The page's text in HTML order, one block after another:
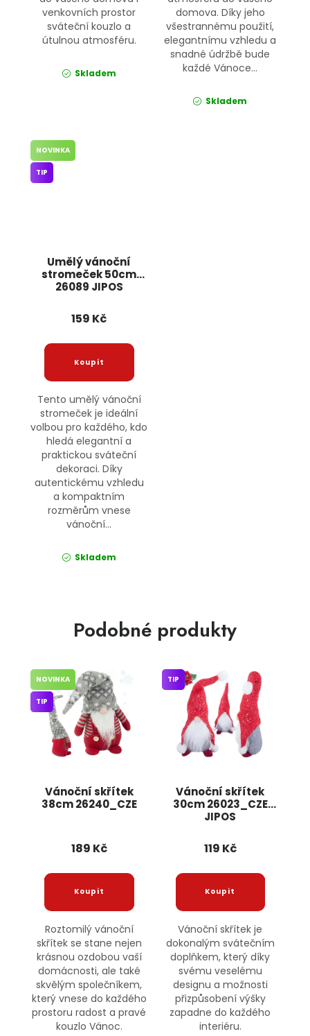
venkovních prostor
sváteční kouzlo a
útulnou atmosféru.
Skladem
domova. Díky jeho
všestrannému použití,
elegantnímu vzhledu a
snadné údržbě bude
každé Vánoce...
Skladem
Umělý vánoční
stromeček 50cm
26089 JIPOS
NOVINKA
TIP
159 Kč
Tento umělý vánoční
stromeček je ideální
volbou pro každého, kdo
hledá elegantní a
praktickou sváteční
dekoraci. Díky
autentickému vzhledu
a kompaktním
rozměrům vnese
vánoční...
Skladem
Podobné produkty
Vánoční skřítek
38cm 26240_CZE
NOVINKA
TIP
189 Kč
Roztomilý vánoční
skřítek se stane nejen
krásnou ozdobou vaší
domácnosti, ale také
skvělým společníkem,
který vnese do každého
prostoru radost a pravé
kouzlo Vánoc.
Vánoční skřítek
30cm 26023_CZE
JIPOS
TIP
119 Kč
Vánoční skřítek je
dokonalým svátečním
doplňkem, který díky
svému veselému
designu a možnosti
přizpůsobení výšky
zapadne do každého
interiéru.